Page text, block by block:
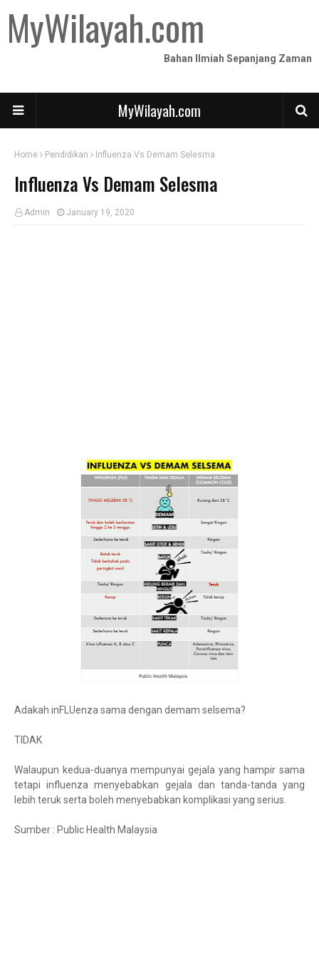
MyWilayah.com
Bahan Ilmiah Sepanjang Zaman
MyWilayah.com
Home Pendidikan Influenza Vs Demam Selesma
Influenza Vs Demam Selesma
Admin January 19, 2020
Adakah inFLUenza sama dengan demam selsema?
TIDAK
Walaupun kedua-duanya mempunyai gejala yang hampir sama
tetapi influenza menyebabkan gejala dan tanda-tanda yang
lebih teruk serta boleh menyebabkan komplikasi yang serius.
Sumber : Public Health Malaysia